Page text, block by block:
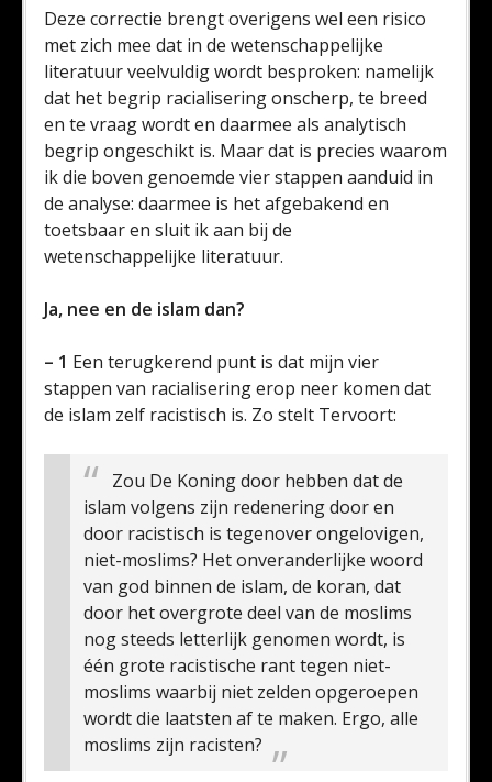
Deze correctie brengt overigens wel een risico
met zich mee dat in de wetenschappelijke
literatuur veelvuldig wordt besproken: namelijk
dat het begrip racialisering onscherp, te breed
en te vraag wordt en daarmee als analytisch
begrip ongeschikt is. Maar dat is precies waarom
ik die boven genoemde vier stappen aanduid in
de analyse: daarmee is het afgebakend en
toetsbaar en sluit ik aan bij de
wetenschappelijke literatuur.
Ja, nee en de islam dan?
– 1 Een terugkerend punt is dat mijn vier
stappen van racialisering erop neer komen dat
de islam zelf racistisch is. Zo stelt Tervoort:
Zou De Koning door hebben dat de
islam volgens zijn redenering door en
door racistisch is tegenover ongelovigen,
niet-moslims? Het onveranderlijke woord
van god binnen de islam, de koran, dat
door het overgrote deel van de moslims
nog steeds letterlijk genomen wordt, is
één grote racistische rant tegen niet-
moslims waarbij niet zelden opgeroepen
wordt die laatsten af te maken. Ergo, alle
moslims zijn racisten?